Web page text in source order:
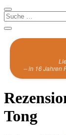
– in 16 Jahren
Tong